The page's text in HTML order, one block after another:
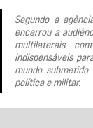
Segundo a
encerrou a
multilaterais
indispensáveis
mundo
política e militar.